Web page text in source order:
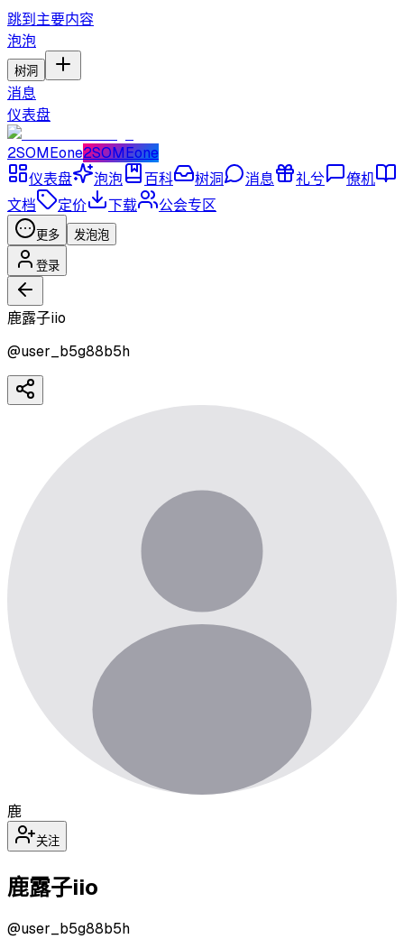
跳到主要内容
泡泡
树洞
消息
仪表盘
2SOMEone2SOMEone
仪表盘
泡泡 百科 树洞 消息 礼兮
僚机
文档
定价 下载 公会专区
更多 发泡泡
登录
鹿露子iio
@user_b5g88b5h
鹿
关注
鹿露子iio
@user_b5g88b5h